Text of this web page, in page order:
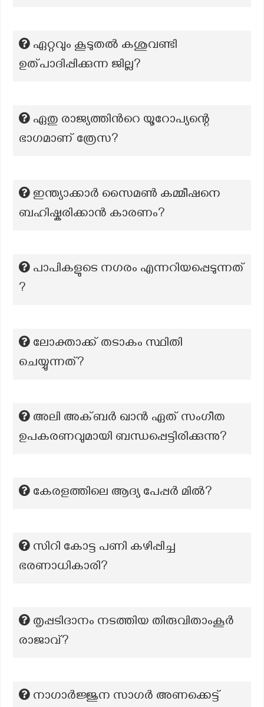
ഏറ്റവും കൂടുതല്‍ കശുവണ്ടി
ഉത്പാദിപ്പിക്കുന്ന ജില്ല?
ഏതു രാജ്യത്തിൻറെ യൂറോപ്യന്റെ
ഭാഗമാണ് ത്രേസ?
ഇന്ത്യാക്കാർ സൈമൺ കമ്മീഷനെ
ബഹിഷ്കരിക്കാൻ കാരണം?
പാപികളുടെ നഗരം എന്നറിയപ്പെടുന്നത്
?
ലോക്താക്ക് തടാകം സ്ഥിതി
ചെയ്യുന്നത്?
അലി അക്ബർ ഖാൻ ഏത് സംഗീത
ഉപകരണവുമായി ബന്ധപ്പെട്ടിരിക്കുന്നു?
കേരളത്തിലെ ആദ്യ പേപ്പർ മിൽ?
സിറി കോട്ട പണി കഴിപ്പിച്ച
ഭരണാധികാരി?
തൃപ്പടിദാനം നടത്തിയ തിരുവിതാംകൂർ
രാജാവ്?
നാഗാർജ്ജുന സാഗർ അണക്കെട്ട്